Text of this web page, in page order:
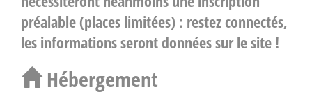
préalable (places limitées) : restez connectés,
les informations seront données sur le site !
Hébergement